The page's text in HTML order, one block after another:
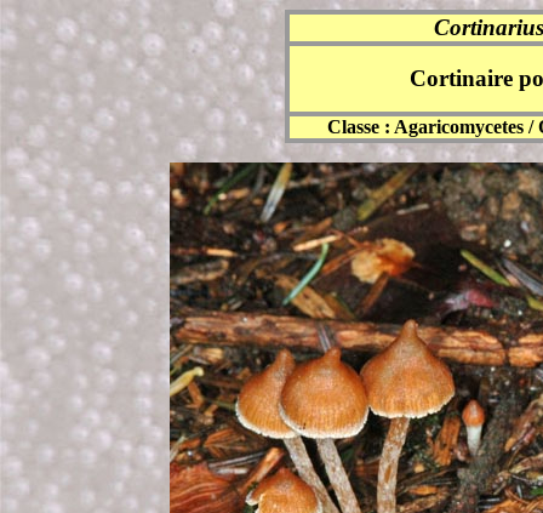
Cortinaire
Classe : Agaricomycetes /